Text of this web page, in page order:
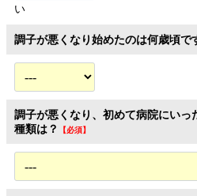
い
調子が悪くなり始めたのは何歳頃で
調子が悪くなり、初めて病院にいっ
種類は？